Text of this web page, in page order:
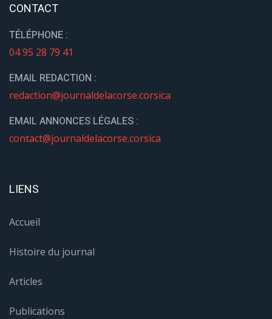
CONTACT
TÉLÉPHONE :
04 95 28 79 41
EMAIL REDACTION :
redaction@journaldelacorse.corsica
EMAIL ANNONCES LÉGALES :
contact@journaldelacorse.corsica
LIENS
Accueil
Histoire du journal
Articles
Publications